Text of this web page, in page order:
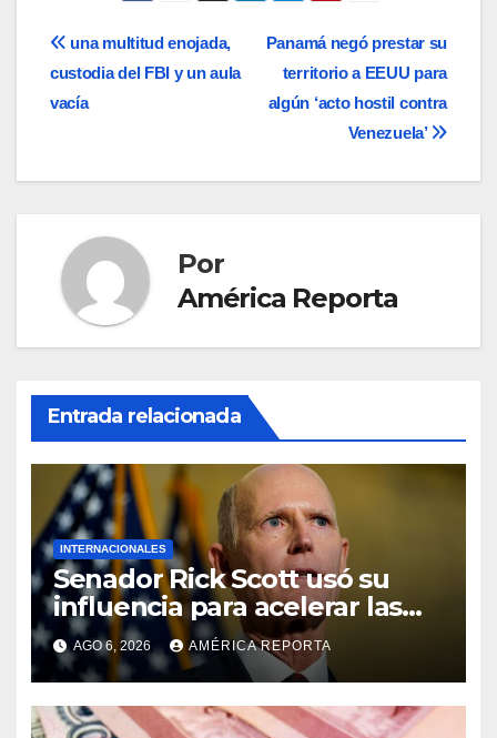
Navegación
de
Panamá negó prestar su
territorio a EEUU para
algún ‘acto hostil contra
Venezuela’
una multitud enojada,
custodia del FBI y un aula
vacía
Por
América Reporta
Entrada relacionada
INTERNACIONALES
Senador Rick Scott usó su
influencia para acelerar las
elecciones en Venezuela
AGO 6, 2026 AMÉRICA REPORTA